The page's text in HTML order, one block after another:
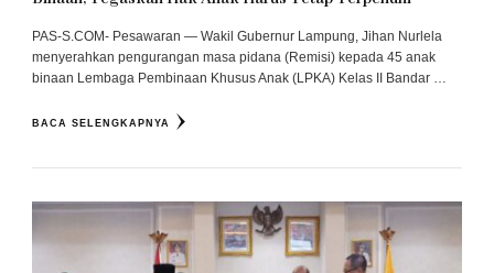
PAS-S.COM- Pesawaran — Wakil Gubernur Lampung, Jihan Nurlela
menyerahkan pengurangan masa pidana (Remisi) kepada 45 anak
binaan Lembaga Pembinaan Khusus Anak (LPKA) Kelas II Bandar …
BACA SELENGKAPNYA